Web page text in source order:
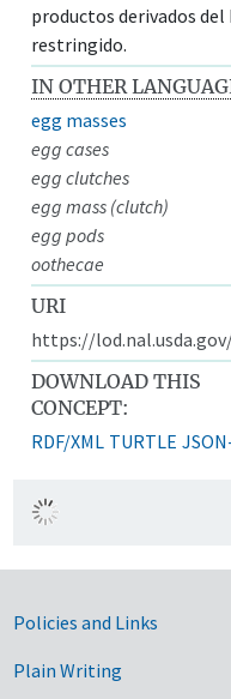
productos derivados
restringido.
IN OTHER
egg masses
egg cases
egg clutches
egg mass (clutch)
egg pods
oothecae
URI
https://
DOWNLOAD THIS
CONCEPT:
RDF/XML TURTLE
Government
Policies and Links
Plain Writing